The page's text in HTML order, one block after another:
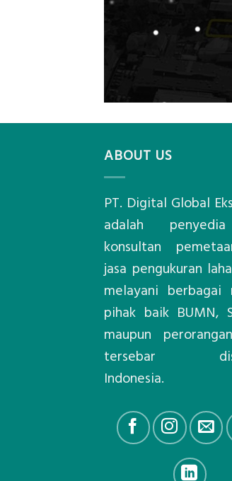
ABOUT US
PT. Digital Global
adalah
konsultan
jasa pengukuran
melayani berbagai
pihak baik BUMN,
maupun
tersebar
Indonesia.